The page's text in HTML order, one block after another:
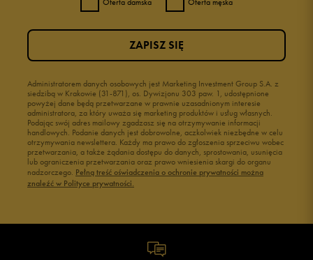
Administratorem danych osobowych jest Marketing Investment Group S.A. z
siedzibą w Krakowie (31-871), os. Dywizjonu 303 paw. 1, udostępnione
powyżej dane będą przetwarzane w prawnie uzasadnionym interesie
administratora, za który uważa się marketing produktów i usług własnych.
Podając swój adres mailowy zgadzasz się na otrzymywanie informacji
handlowych. Podanie danych jest dobrowolne, aczkolwiek niezbędne w celu
otrzymywania newslettera. Każdy ma prawo do zgłoszenia sprzeciwu wobec
przetwarzania, a także żądania dostępu do danych, sprostowania, usunięcia
lub ograniczenia przetwarzania oraz prawo wniesienia skargi do organu
nadzorczego. Pełną treść oświadczenia o ochronie prywatności można
znaleźć w Polityce prywatności.
ZAPISZ SIĘ